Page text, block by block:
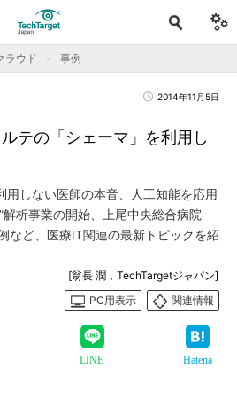
ラウド 事例
2014年11月5日
テの「シェーマ」を利用し
用しない医師の本音、人工知能を応用
解析事業の開始、上尾中央総合病院
など、医療IT関連の最新トピックを紹
[翁長 潤，TechTargetジャパン]
PC用表示
関連情報
LINE Hatena